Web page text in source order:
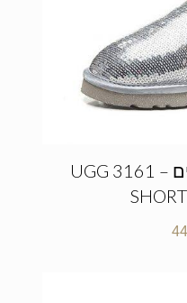
מגפי האגג דגם נוצצים – UGG 3161